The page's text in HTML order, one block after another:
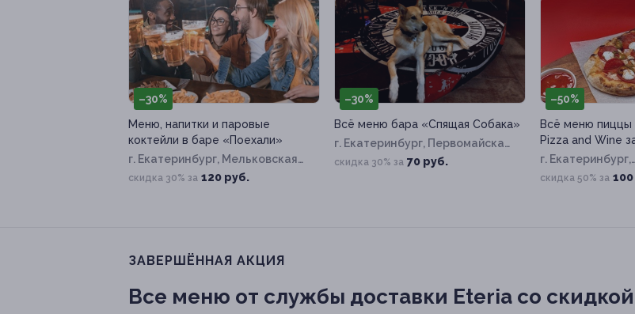
–30%
Меню, напитки и паровые
коктейли в баре «Поехали»
г. Екатеринбург, Мельковская
ул, д. 2б
скидка 30% за 120 руб.
–30%
Всё меню бара «Спящая Собака»
г. Екатеринбург, Первомайская
ул, д. 40
скидка 30% за 70 руб.
–50%
Всё меню пиццы
Pizza and Wine
г. Екатеринбург,
Сакко и
скидка 50% за
ЗАВЕРШЁННАЯ АКЦИЯ
Все меню от службы доставки Eteria со скидкой